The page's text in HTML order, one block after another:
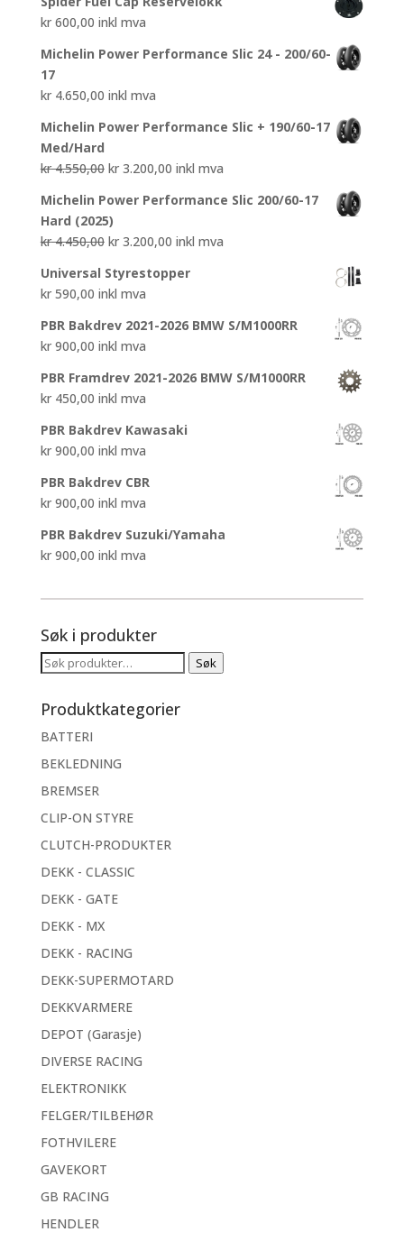
kr600,00 inkl mva
Michelin Power Performance Slic 24 - 200/60-
17
kr4.650,00 inkl mva
Michelin Power Performance Slic + 190/60-17
Med/Hard
kr4.550,00 Opprinnelig
var:
kr 4.550,00.
kr3.200,00Nåværende
er:
inkl mva
Michelin Power Performance Slic 200/60-17
Hard (2025)
kr4.450,00 Opprinnelig
var:
kr 4.450,00.
kr3.200,00Nåværende
er:
inkl mva
Universal Styrestopper
kr590,00 inkl mva
PBR Bakdrev 2021-2026 BMW S/M1000RR
kr900,00 inkl mva
PBR Framdrev 2021-2026 BMW S/M1000RR
kr450,00 inkl mva
PBR Bakdrev Kawasaki
kr900,00 inkl mva
PBR Bakdrev CBR
kr900,00 inkl mva
PBR Bakdrev Suzuki/Yamaha
kr900,00 inkl mva
Søk i produkter
Søk
Søk
Produktkategorier
BATTERI
BEKLEDNING
BREMSER
CLIP-ON STYRE
CLUTCH-PRODUKTER
DEKK - CLASSIC
DEKK - GATE
DEKK - MX
DEKK - RACING
DEKK-SUPERMOTARD
DEKKVARMERE
DEPOT (Garasje)
DIVERSE RACING
ELEKTRONIKK
FELGER/TILBEHØR
FOTHVILERE
GAVEKORT
GB RACING
HENDLER